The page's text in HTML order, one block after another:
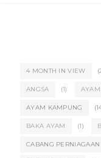
4 MONTH IN VIEW
ANGSA (1) AYAM
AYAM KAMPUNG
BAKA AYAM (1)
CABANG PERNIAGAAN